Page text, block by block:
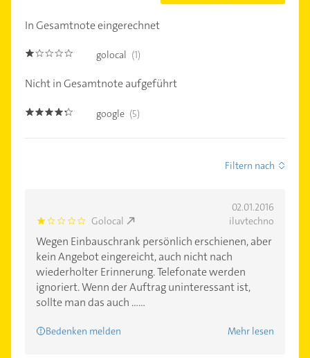
In Gesamtnote eingerechnet
1.0 golocal (1)
Nicht in Gesamtnote aufgeführt
4.2000003 google (5)
Filtern nach
02.01.2016
1.0 Golocal iluvtechno
Wegen Einbauschrank persönlich erschienen, aber
kein Angebot eingereicht, auch nicht nach
wiederholter Erinnerung. Telefonate werden
ignoriert. Wenn der Auftrag uninteressant ist,
sollte man das auch ......
Bedenken melden Mehr lesen